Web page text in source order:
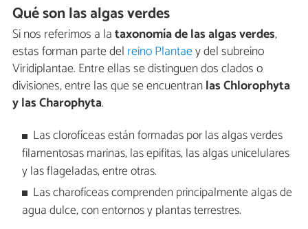
Qué son las algas verdes
Si nos referimos a lataxonomía de las algas verdes,
estas forman parte del reino Plantaey del subreino
Viridiplantae. Entre ellas se distinguen dos clados o
divisiones, entre las que se encuentranlas Chlorophyta
y las Charophyta.
Las clorofíceas están formadas por las algas verdes
filamentosas marinas, las epifitas, las algas unicelulares
y las flageladas, entre otras.
Las charofíceas comprenden principalmente algas de
agua dulce, con entornos y plantas terrestres.